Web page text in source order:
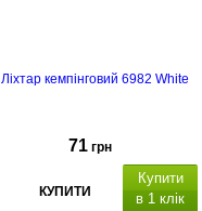
Ліхтар кемпінговий 6982 White
71 грн
КУПИТИ
Купити
в 1 клік